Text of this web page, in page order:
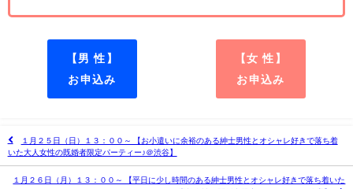
【男 性】
お申込み
【女 性】
お申込み
１月２５日（日）１３：００～ 【お小遣いに余裕のある紳士男性とオシャレ好きで落ち着
いた大人女性の既婚者限定パーティー♪＠渋谷】
１月２６日（月）１３：００～ 【平日に少し時間のある紳士男性とオシャレ好きで落ち着いた